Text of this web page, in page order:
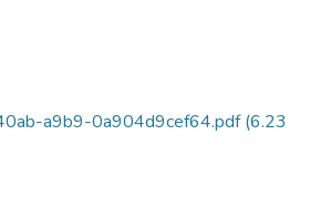
a9b9-0a904d9cef64.pdf(6.23